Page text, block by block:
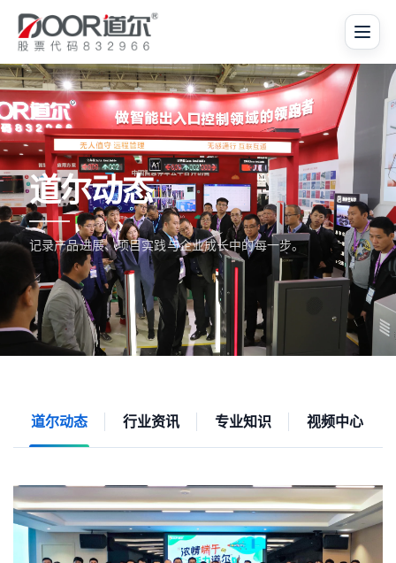
道尔动态
记录产品进展、项目实践与企业成长中的每一步。
道尔动态 行业资讯 专业知识 视频中心